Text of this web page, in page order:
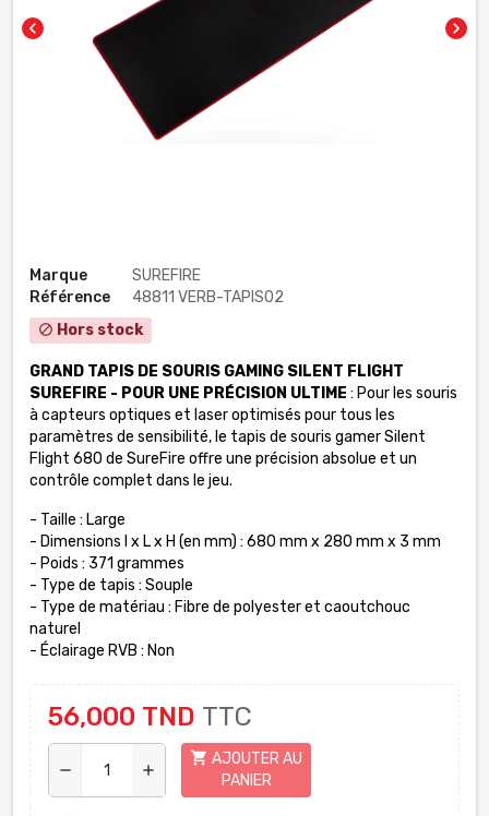
chevron_left chevron_right
Marque
SUREFIRE
Référence
48811 VERB-TAPIS02
block Hors stock
GRAND TAPIS DE SOURIS GAMING SILENT FLIGHT
SUREFIRE - POUR UNE PRÉCISION ULTIME : Pour les souris
à capteurs optiques et laser optimisés pour tous les
paramètres de sensibilité, le tapis de souris gamer Silent
Flight 680 de SureFire offre une précision absolue et un
contrôle complet dans le jeu.
- Taille : Large
- Dimensions l x L x H (en mm) : 680 mm x 280 mm x 3 mm
- Poids : 371 grammes
- Type de tapis : Souple
- Type de matériau : Fibre de polyester et caoutchouc
naturel
- Éclairage RVB : Non
56,000 TND TTC
remove add
shopping_cart AJOUTER AU
PANIER